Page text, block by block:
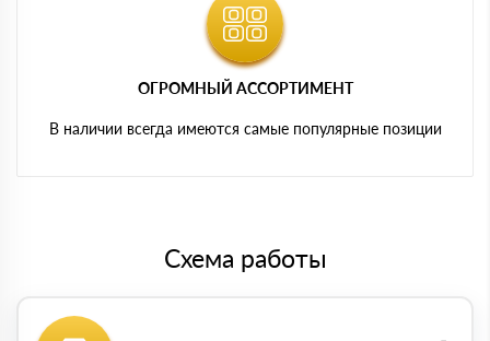
ОГРОМНЫЙ АССОРТИМЕНТ
В наличии всегда имеются самые популярные позиции
Схема работы